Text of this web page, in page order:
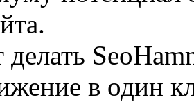
в один